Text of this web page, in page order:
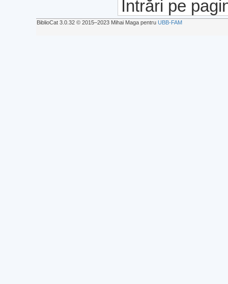
Intrări pe
BiblioCat 3.0.32 © 2015‒2023 Mihai Maga pentru UBB-FAM